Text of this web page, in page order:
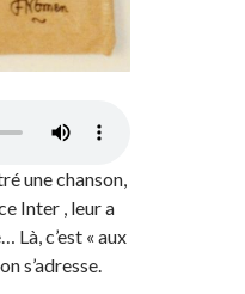
une chanson,
Inter , leur a
Là, c’est « aux
s’adresse.